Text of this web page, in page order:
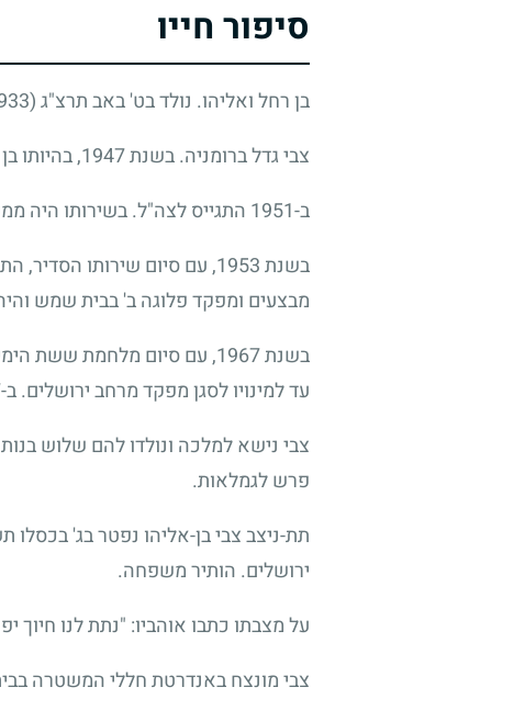
סיפור חייו
בן רחל ואליהו. נולד בט' באב תרצ"ג(1.8.1933)
צבי גדל ברומניה. בשנת 1947, בהיותו בן ארבע-עשרה, עלה לארץ ישראל בגפו ונקלט בקיבוץ אפיקים.
ב-1951 התגייס לצה"ל. בשירותו היה ממקימי יחידת הצנחנים, גדוד 890.
מבצעים ומפקד פלוגה ב' בבית שמש
עד למינויו לסגן מפקד מרחב ירושלים. ב-1977 מונה למפקד מרחב ירושלים, בתפקיד זה שירת עד לפרישתו בשנת 1980 בדרגת תת-ניצב.
צבי נישא למלכה ונולדו להם שלוש
פרש לגמלאות.
תת-ניצב צבי בן-אליהו נפטר בג' בכסלו
ירושלים. הותיר משפחה.
על מצבתו כתבו אוהביו: "נתת לנו חיוך
צבי מונצח באנדרטת חללי המשטרה